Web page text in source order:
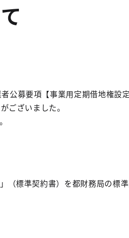
公募要項【事業用定期借地権設
ございました。
（標準契約書）を都財務局の標